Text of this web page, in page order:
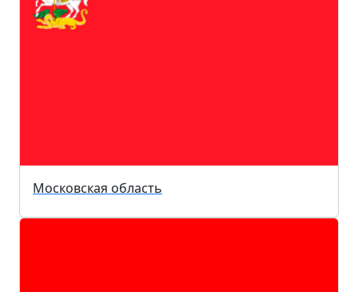
Московская область